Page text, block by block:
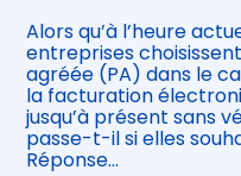
Alors qu’à l’heure
entreprises
agréée (PA) dans le
la facturation
jusqu’à présent sans
passe-t-il si elles
Réponse…